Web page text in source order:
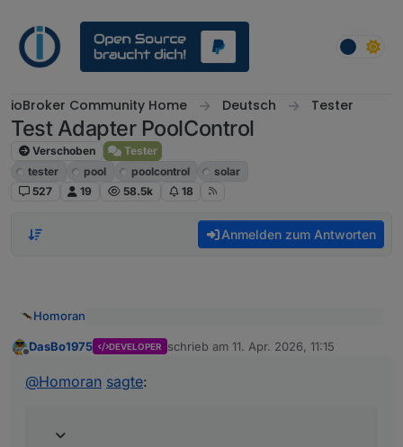
ioBroker Community Home Deutsch Tester
Test Adapter PoolControl
Verschoben
Tester
tester
pool poolcontrol
solar
527
19 58.5k 18
Anmelden zum Antworten
Homoran
der VIS 1 ausschaut.
bin mittlerweile auf 13.
DasBo1975 DEVELOPER schrieb am 11. Apr. 2026, 11:15
zuletzt editiert von
@Homoran sagte: